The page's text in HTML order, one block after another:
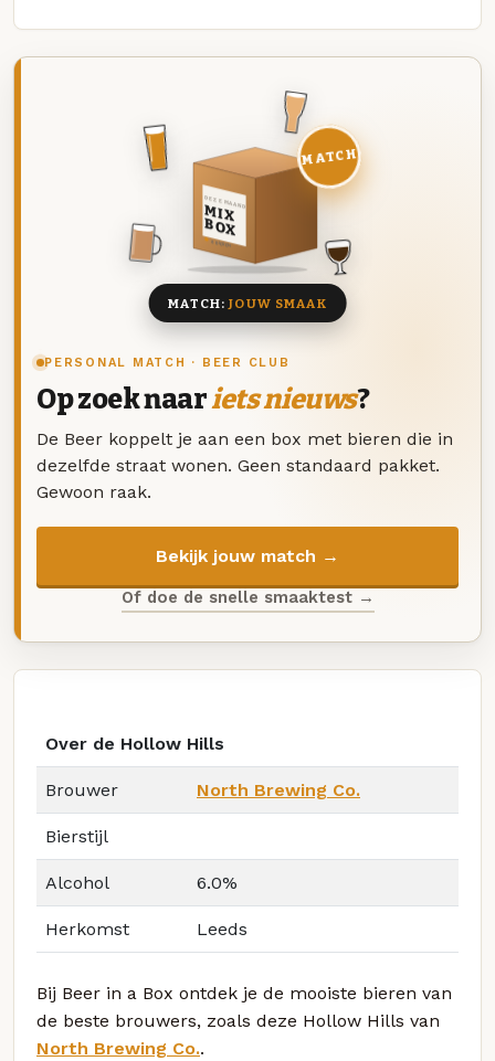
PERSONAL MATCH · BEER CLUB
Op zoek naariets nieuws?
De Beer koppelt je aan een box met bieren die in
dezelfde straat wonen. Geen standaard pakket.
Gewoon raak.
Bekijk jouw match →
Of doe de snelle smaaktest →
DEZE MAAND
MIX
BOX
8 BIEREN
MATCH
MATCH:JOUW SMAAK
Over de Hollow Hills
Brouwer North Brewing Co.
Bierstijl
Alcohol 6.0%
Herkomst Leeds
Bij Beer in a Box ontdek je de mooiste bieren van
de beste brouwers, zoals deze Hollow Hills van
North Brewing Co..